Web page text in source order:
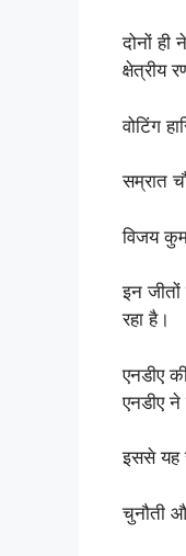
दोनों
क्षेत्रीय
वोटिंग
सम्रात
विजय
इन
रहा है।
एनडीए
एनडीए
इससे यह
चुनौती